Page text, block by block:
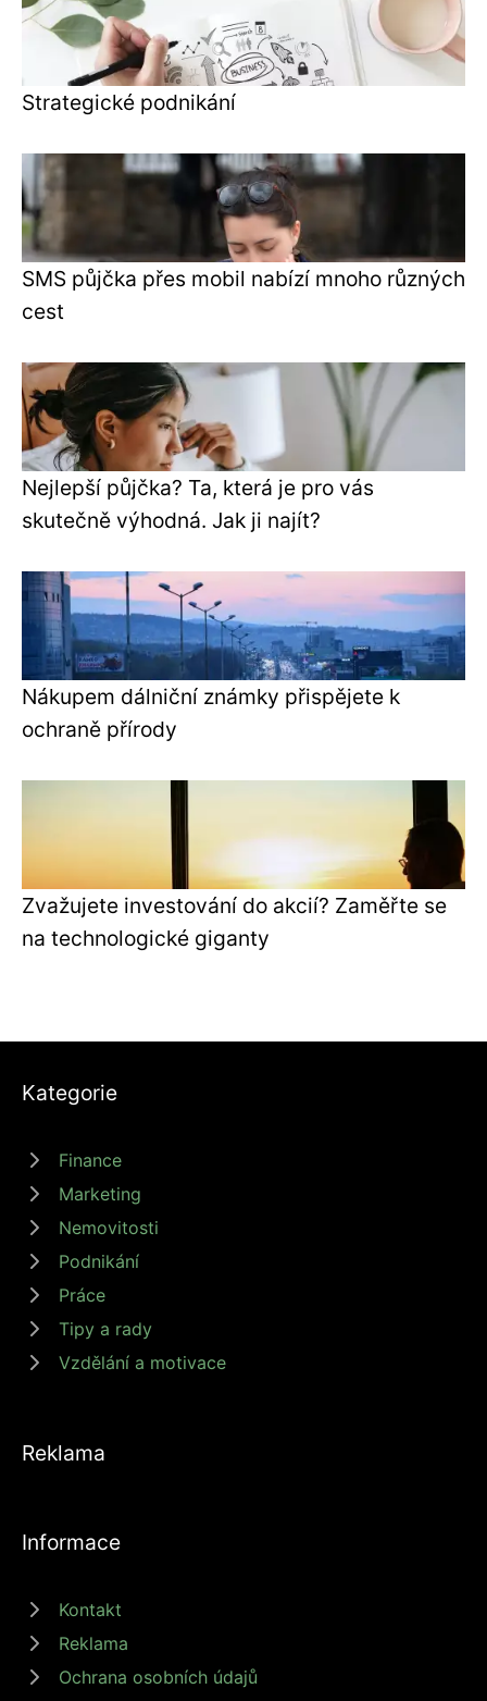
Strategické podnikání
SMS půjčka přes mobil nabízí mnoho různých
cest
Nejlepší půjčka? Ta, která je pro vás
skutečně výhodná. Jak ji najít?
Nákupem dálniční známky přispějete k
ochraně přírody
Zvažujete investování do akcií? Zaměřte se
na technologické giganty
Kategorie
Finance
Marketing
Nemovitosti
Podnikání
Práce
Tipy a rady
Vzdělání a motivace
Reklama
Informace
Kontakt
Reklama
Ochrana osobních údajů